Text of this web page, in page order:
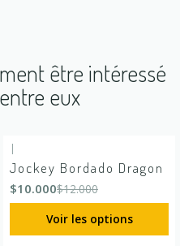
être intéressé
eux
|
Jockey Bordado Dragon
$10.000$12.000
Voir les options